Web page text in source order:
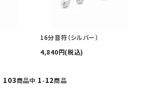
16分音符（シルバー）
4,840円(税込)
103商品中 1-12商品